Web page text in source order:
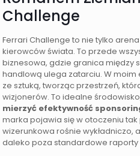
Challenge
Ferrari Challenge to nie tylko
kierowców świata. To przede
biznesowa, gdzie granica między
handlową ulega zatarciu. W moim
ze sztuką, tworząc przestrzeń,
wizjonerów. To idealne
mierzyć efektywność
marka pojawia się w otoczeniu
wizerunkowa rośnie wykładniczo,
daleko poza standardowe raporty